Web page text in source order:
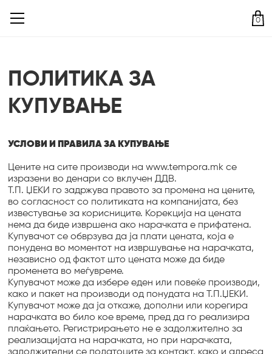
0
ПОЛИТИКА ЗА
КУПУВАЊЕ
УСЛОВИ И ПРАВИЛА ЗА КУПУВАЊЕ
Цените на сите производи на www.tempora.mk се
изразени во денари со вклучен ДДВ.
Т.П. ЏЕКИ го задржува правото за промена на цените,
во согласност со политиката на компанијата, без
известување за корисниците. Корекција на цената
нема да биде извршена ако нарачката е прифатена.
Купувачот се обврзува да ја плати цената, која е
понудена во моментот на извршување на нарачката,
независно од фактот што цената може да биде
променета во меѓувреме.
Купувачот може да избере еден или повеќе производи,
како и пакет на производи од понудата на Т.П.ЏЕКИ.
Купувачот може да ја откаже, дополни или корегира
нарачката во било кое време, пред да го реализира
плаќањето. Регистрирањето не е задолжително за
реализацијата на нарачката, но при нарачката,